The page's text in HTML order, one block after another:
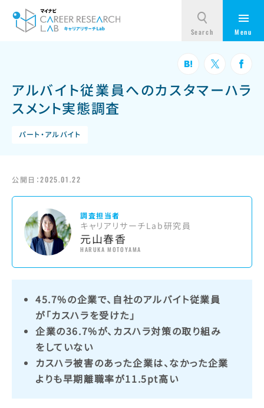
アルバイト従業員へのカスタマーハラ
スメント実態調査
パート・アルバイト
公開日：2025.01.22
調査担当者
キャリアリサーチLab研究員
元山春香
HARUKA MOTOYAMA
45.7%の企業で、自社のアルバイト従業員
が「カスハラを受けた」
企業の36.7%が、カスハラ対策の取り組み
をしていない
カスハラ被害のあった企業は、なかった企業
よりも早期離職率が11.5pt高い